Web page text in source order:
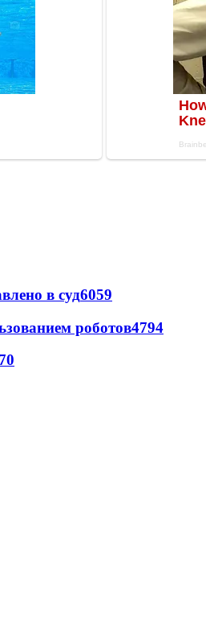
в суд6059
роботов4794